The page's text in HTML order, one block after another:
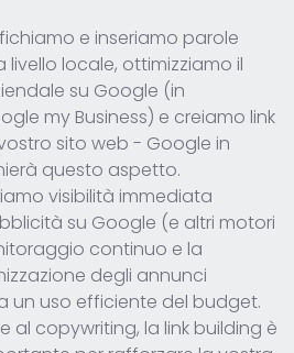
e inseriamo parole
livello locale, ottimizziamo il
su Google (in
my Business) e creiamo link
sito web - Google in
questo aspetto.
visibilità immediata
su Google (e altri motori
continuo e la
degli annunci
un uso efficiente del budget.
al copywriting, la link building è